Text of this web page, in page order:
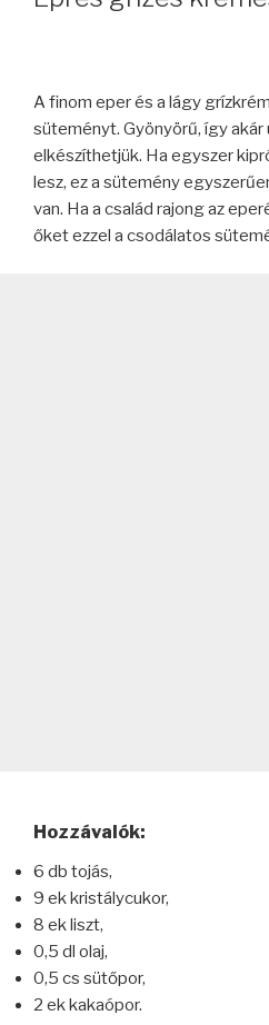
A finom eper és a lágy
süteményt. Gyönyörű, így akár
elkészíthetjük. Ha egyszer
lesz, ez a sütemény
van. Ha a család rajong az
őket ezzel a csodálatos
Hozzávalók:
6 db tojás,
9 ek kristálycukor,
8 ek liszt,
0,5 dl olaj,
0,5 cs sütőpor,
2 ek kakaópor.